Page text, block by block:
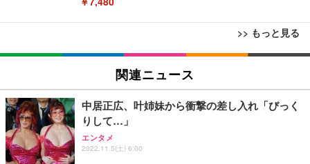
>> もっと見る
[EdoErgo] オフィスチェア 椅子 テレワーク 疲れな
い 跳ね上げ式アームレスト コンパクト 約105度ロッ
キング pc 事務椅子 360度回転 座面昇降 強化ナイロ
ン樹脂ベース 通気性メッシュ 在宅ワーク H-WY01
(黒網+黒枠+黒足)
￥5,699
SIHOO B100 オフィスチェア／デスクチェア メッシ
EIZO ビジネス向けプレミアムモニター | FlexScan
EV3240X-WT | 31.5型4K UHD・USB Type-C・ホワ
￥105,595
EIZO ビジネス向けプレミアムモニター | FlexScan
EV2740X-WT | 27.0型4K UHD・USB Type-C・ホワ
Amazonベーシック ペットシーツ 薄型 レギュラー 1
回使い捨て 無香料 ホワイト 300枚
￥3,373
Amazonベーシック ペットシーツ 厚型 ワイド 42枚
関連ニュース
中居正広、叶姉妹から衝撃の差し入れ「びっく
りして…」
エンタメ
2022.11.5(土) 6:00